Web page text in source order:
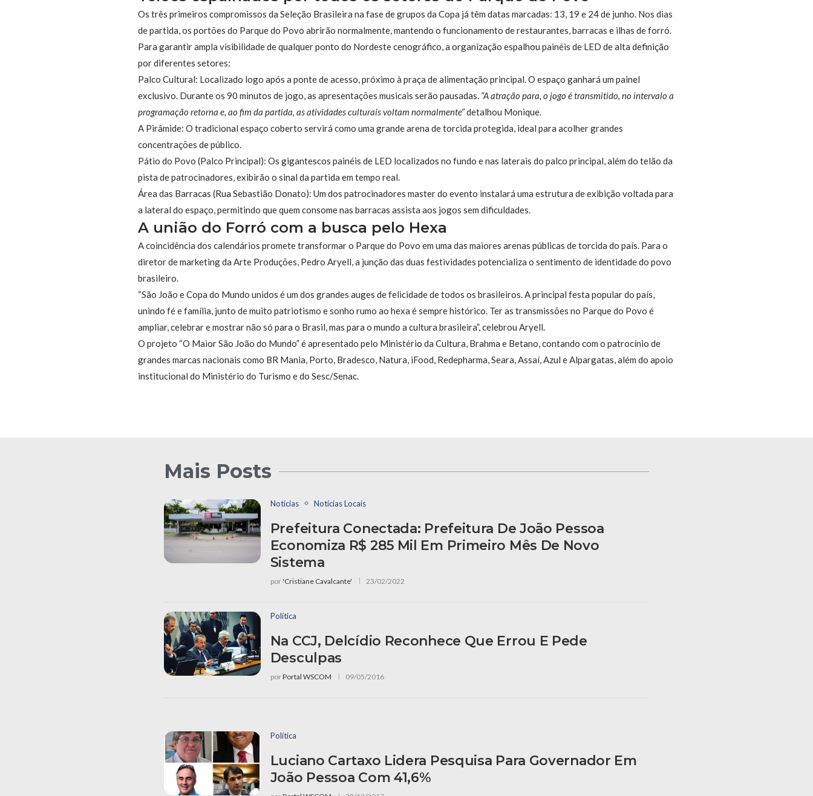
Os três primeiros compromissos da Seleção Brasileira na fase de grupos da Copa já têm datas marcadas: 13, 19 e 24 de junho. Nos dias
de partida, os portões do Parque do Povo abrirão normalmente, mantendo o funcionamento de restaurantes, barracas e ilhas de forró.
Para garantir ampla visibilidade de qualquer ponto do Nordeste cenográfico, a organização espalhou painéis de LED de alta definição
por diferentes setores:
Palco Cultural: Localizado logo após a ponte de acesso, próximo à praça de alimentação principal. O espaço ganhará um painel
exclusivo. Durante os 90 minutos de jogo, as apresentações musicais serão pausadas. “A atração para, o jogo é transmitido, no intervalo a
programação retorna e, ao fim da partida, as atividades culturais voltam normalmente”detalhou Monique.
A Pirâmide: O tradicional espaço coberto servirá como uma grande arena de torcida protegida, ideal para acolher grandes
concentrações de público.
Pátio do Povo (Palco Principal): Os gigantescos painéis de LED localizados no fundo e nas laterais do palco principal, além do telão da
pista de patrocinadores, exibirão o sinal da partida em tempo real.
Área das Barracas (Rua Sebastião Donato): Um dos patrocinadores master do evento instalará uma estrutura de exibição voltada para
a lateral do espaço, permitindo que quem consome nas barracas assista aos jogos sem dificuldades.
A união do Forró com a busca pelo Hexa
A coincidência dos calendários promete transformar o Parque do Povo em uma das maiores arenas públicas de torcida do país. Para o
diretor de marketing da Arte Produções, Pedro Aryell, a junção das duas festividades potencializa o sentimento de identidade do povo
brasileiro.
“São João e Copa do Mundo unidos é um dos grandes auges de felicidade de todos os brasileiros. A principal festa popular do país,
unindo fé e família, junto de muito patriotismo e sonho rumo ao hexa é sempre histórico. Ter as transmissões no Parque do Povo é
ampliar, celebrar e mostrar não só para o Brasil, mas para o mundo a cultura brasileira”, celebrou Aryell.
O projeto “O Maior São João do Mundo” é apresentado pelo Ministério da Cultura, Brahma e Betano, contando com o patrocínio de
grandes marcas nacionais como BR Mania, Porto, Bradesco, Natura, iFood, Redepharma, Seara, Assaí, Azul e Alpargatas, além do apoio
institucional do Ministério do Turismo e do Sesc/Senac.
Mais Posts
Notícias Notícias Locais
Prefeitura Conectada: Prefeitura De João Pessoa
Economiza R$ 285 Mil Em Primeiro Mês De Novo
Sistema
por'Cristiane Cavalcante' 23/02/2022
Política
Na CCJ, Delcídio Reconhece Que Errou E Pede
Desculpas
porPortal WSCOM 09/05/2016
Política
Luciano Cartaxo Lidera Pesquisa Para Governador Em
João Pessoa Com 41,6%